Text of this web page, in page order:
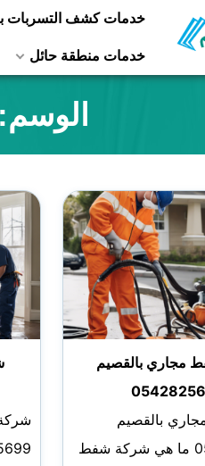
خدمات كشف التسربات
خدمات منطقة حائل
الوسم:
مجاري بالقصيم
بالقصيم
0542825699 ما هي شركة شفط